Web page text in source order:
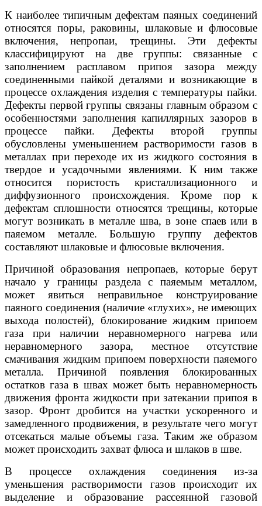
К наиболее типичным дефектам паяных соединений
относятся поры, раковины, шлаковые и флюсовые
включения, непропаи, трещины. Эти дефекты
классифицируют на две группы: связанные с
заполнением расплавом припоя зазора между
соединенными пайкой деталями и возникающие в
процессе охлаждения изделия с температуры пайки.
Дефекты первой группы связаны главным образом с
особенностями заполнения капиллярных зазоров в
процессе пайки. Дефекты второй группы
обусловлены уменьшением растворимости газов в
металлах при переходе их из жидкого состояния в
твердое и усадочными явлениями. К ним также
относится пористость кристаллизационного и
диффузионного происхождения. Кроме пор к
дефектам сплошности относятся трещины, которые
могут возникать в металле шва, в зоне спаев или в
паяемом металле. Большую группу дефектов
составляют шлаковые и флюсовые включения.
Причиной образования непропаев, которые берут
начало у границы раздела с паяемым металлом,
может явиться неправильное конструирование
паяного соединения (наличие «глухих», не имеющих
выхода полостей), блокирование жидким припоем
газа при наличии неравномерного нагрева или
неравномерного зазора, местное отсутствие
смачивания жидким припоем поверхности паяемого
металла. Причиной появления блокированных
остатков газа в швах может быть неравномерность
движения фронта жидкости при затекании припоя в
зазор. Фронт дробится на участки ускоренного и
замедленного продвижения, в результате чего могут
отсекаться малые объемы газа. Таким же образом
может происходить захват флюса и шлаков в шве.
В процессе охлаждения соединения из-за
уменьшения растворимости газов происходит их
выделение и образование рассеянной газовой